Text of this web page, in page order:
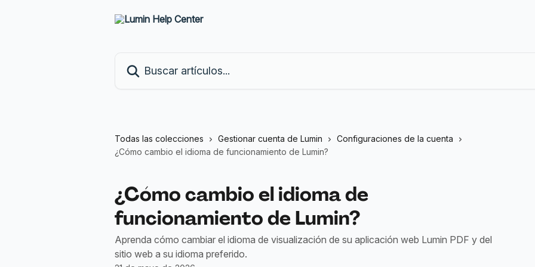
Todas las colecciones Gestionar cuenta de Lumin
Configuraciones de la cuenta
¿Cómo cambio el idioma de funcionamiento de Lumin?
¿Cómo cambio el idioma de
funcionamiento de Lumin?
Aprenda cómo cambiar el idioma de visualización de su aplicación web Lumin PDF y del
sitio web a su idioma preferido.